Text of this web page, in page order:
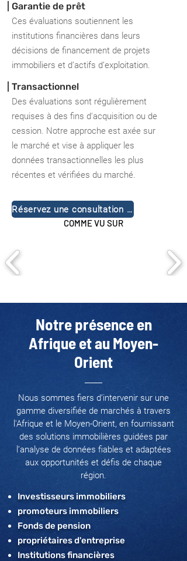
| Garantie de prêt
Ces évaluations soutiennent les
institutions financières dans leurs
décisions de financement de projets
immobiliers et d’actifs d’exploitation.
| Transactionnel
Des évaluations sont régulièrement
requises à des fins d'acquisition ou de
cession. Notre approche est axée sur
le marché et vise à appliquer les
données transactionnelles les plus
récentes et vérifiées du marché.
Réservez une consultation gratuite
COMME VU SUR
Notre présence en
Afrique et au Moyen-
Orient
Nous sommes fiers d’intervenir sur une
gamme diversifiée de marchés à travers
l'Afrique et le Moyen-Orient, en fournissant
des solutions immobilières guidées par
l’analyse de données fiables et adaptées
aux opportunités et défis de chaque
région.
Investisseurs immobiliers
promoteurs immobiliers
Fonds de pension
propriétaires d'entreprise
Institutions financières